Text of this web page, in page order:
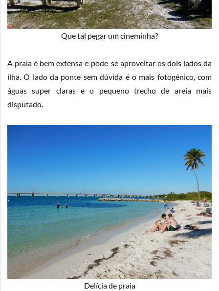
Que tal pegar um cineminha?
A praia é bem extensa e pode-se aproveitar os dois lados da
ilha. O lado da ponte sem dúvida é o mais fotogênico, com
águas super claras e o pequeno trecho de areia mais
disputado.
Delícia de praia